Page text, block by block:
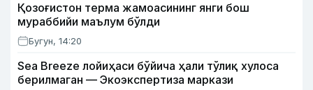
Қозоғистон терма жамоасининг янги бош
мураббийи маълум бўлди
Бугун, 14:20
Sea Breeze лойиҳаси бўйича ҳали тўлиқ хулоса
берилмаган — Экоэкспертиза маркази